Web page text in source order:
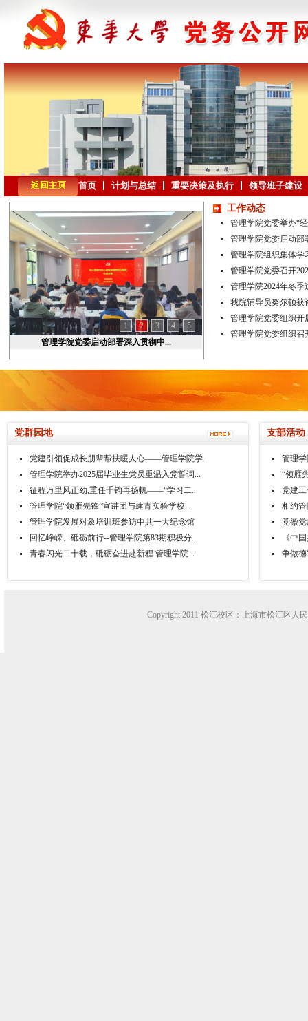
首页 计划与总结 重要决策及执行 领导班子建设
1 2 3 4
5
管理学院党委启动部署深入贯彻中...
工作动态
管理学院党委举办“
管理学院党委启动部
管理学院组织集体学
管理学院党委召开
管理学院2024年冬
我院辅导员努尔顿获
管理学院党委组织开
管理学院党委组织召
党群园地
党建引领促成长朋辈帮扶暖人心——管理学院学...
管理学院举办2025届毕业生党员重温入党誓词...
​征程万里风正劲,重任千钧再扬帆——“学习二...
管理学院“领雁先锋”宣讲团与建青实验学校...
管理学院发展对象培训班参访中共一大纪念馆
回忆峥嵘、砥砺前行--管理学院第83期积极分...
青春闪光二十载，砥砺奋进赴新程 管理学院...
支部活动
管理
“领雁
党建
相约
党徽
《中
争做
Copyright 2011 松江校区：上海市松江区人